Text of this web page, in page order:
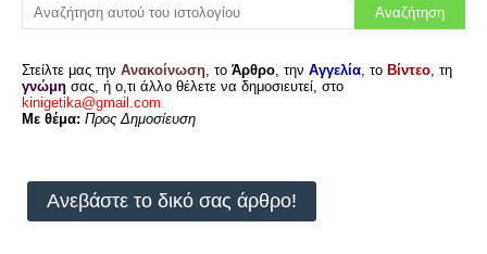
Στείλτε μας την Ανακοίνωση , το Άρθρο , την Αγγελία , το Βίντεο , τη
γνώμη σας, ή ο,τι άλλο θέλετε να δημοσιευτεί, στο
kinigetika@gmail.com
Με θέμα: Προς Δημοσίευση
Ανεβάστε το δικό σας άρθρο!